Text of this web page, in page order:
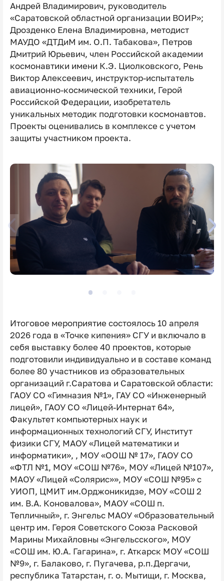
Андрей Владимирович, руководитель
«Саратовской областной организации ВОИР»;
Дрозденко Елена Владимировна, методист
МАУДО «ДТДиМ им. О.П. Табакова», Петров
Дмитрий Юрьевич, член Российской академии
космонавтики имени К.Э. Циолковского, Рень
Виктор Алексеевич, инструктор-испытатель
авиационно-космической техники, Герой
Российской Федерации, изобретатель
уникальных методик подготовки космонавтов.
Проекты оценивались в комплексе с учетом
защиты участником проекта.
Итоговое мероприятие состоялось 10 апреля
2026 года в «Точке кипения» СГУ и включало в
себя выставку более 40 проектов, которые
подготовили индивидуально и в составе команд
более 80 участников из образовательных
организаций г.Саратова и Саратовской области:
ГАОУ СО «Гимназия №1», ГАУ СО «Инженерный
лицей», ГАОУ СО «Лицей-Интернат 64»,
Факультет компьютерных наук и
информационных технологий СГУ, Институт
физики СГУ, МАОУ «Лицей математики и
информатики», , МОУ «ООШ № 17», ГАОУ СО
«ФТЛ №1, МОУ «СОШ №76», МОУ «Лицей №107»,
МАОУ «Лицей «Солярис»», МОУ «СОШ №95» с
УИОП, ЦМИТ им.Орджоникидзе, МОУ «СОШ 2
им. В.А. Коновалова», МАОУ «СОШ п.
Тепличный», г. Энгельс МАОУ «Образовательный
центр им. Героя Советского Союза Расковой
Марины Михайловны «Энгельсского», МОУ
«СОШ им. Ю.А. Гагарина», г. Аткарск МОУ «СОШ
№9», г. Балаково, г. Пугачева, р.п.Дергачи,
республика Татарстан, г. о. Мытищи, г. Москва,